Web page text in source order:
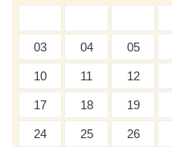
03 04 05
10 11 12
17 18 19
24 25 26